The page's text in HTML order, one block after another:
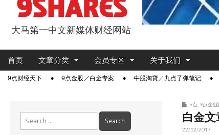
9点股票
大马第一中文新媒体财经网站
Main
Skip
content
首页 文章分类 会员专区 关于我们
Sub9点财经天下 9点金股／白金专案 牛股淘寶／九点子弹笔记
9点 9点企业
白金
22/12/2017